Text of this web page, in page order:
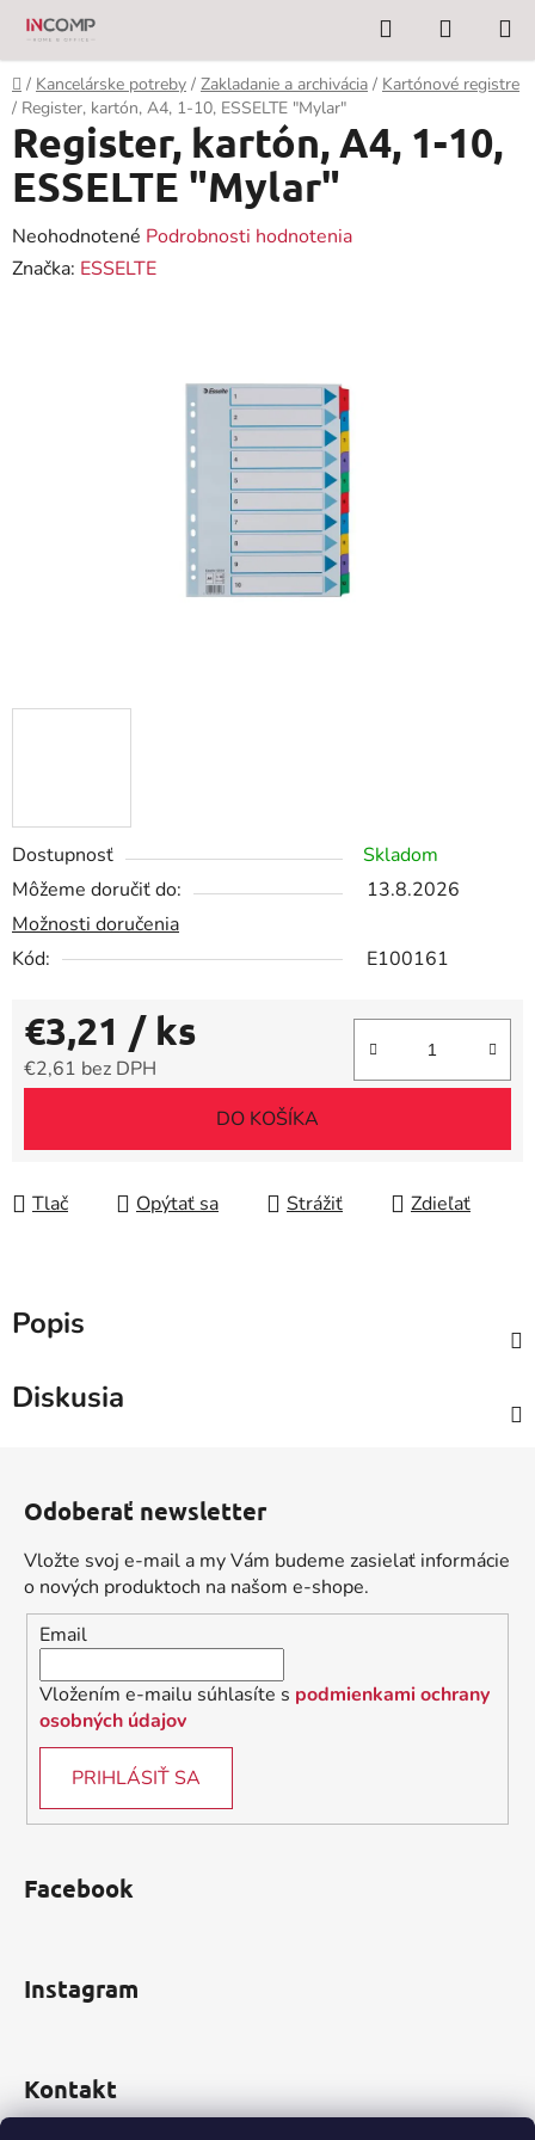
Prejsť
obsah
Hľadať
KOŠÍK
Domov
/ Kancelárske potreby / Zakladanie a archivácia / Kartónové registre
/ Register, kartón, A4, 1-10, ESSELTE "Mylar"
Dostupnosť
Skladom
Môžeme doručiť do:
13.8.2026
Možnosti doručenia
Kód:
E100161
€3,21 / ks
€2,61 bez DPH
DO KOŠÍKA
Tlač Opýtať sa Strážiť Zdieľať
Register, kartón, A4, 1-10,
ESSELTE "Mylar"
Priemerné
hodnotenie
Neohodnotené Podrobnosti hodnotenia
Značka: ESSELTE
Popis
Diskusia
Odoberať newsletter
Vložte svoj e-mail a my Vám budeme zasielať informácie
o nových produktoch na našom e-shope.
Email
Vložením e-mailu súhlasíte s podmienkami ochrany
osobných údajov
PRIHLÁSIŤ SA
Facebook
Instagram
Kontakt